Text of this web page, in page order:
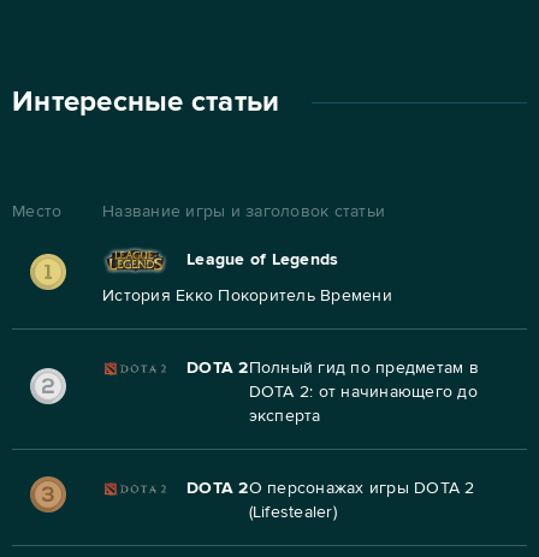
Интересные статьи
Место Название игры и заголовок статьи
League of Legends
История Екко Покоритель Времени
DOTA 2Полный гид по предметам в
DOTA 2: от начинающего до
эксперта
DOTA 2О персонажах игры DOTA 2
(Lifestealer)